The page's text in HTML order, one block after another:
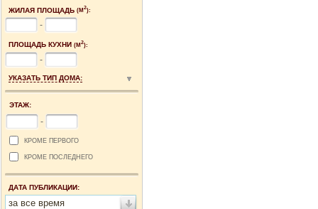
ЖИЛАЯ ПЛОЩАДЬ (М2):
-
ПЛОЩАДЬ КУХНИ (М2):
-
УКАЗАТЬ ТИП ДОМА:
ЭТАЖ:
-
КРОМЕ ПЕРВОГО
КРОМЕ ПОСЛЕДНЕГО
ДАТА ПУБЛИКАЦИИ:
за все время